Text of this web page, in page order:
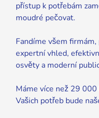
přístup k potřebám
moudré pečovat.
Fandíme všem
expertní vhled,
osvěty a moderní
Máme více než 29
Vašich potřeb bude